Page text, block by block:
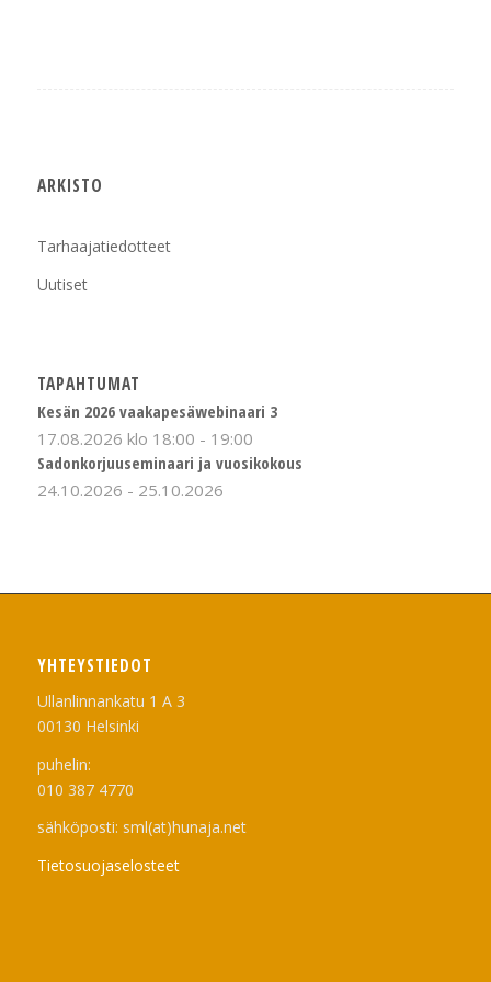
ARKISTO
Tarhaajatiedotteet
Uutiset
TAPAHTUMAT
Kesän 2026 vaakapesäwebinaari 3
17.08.2026 klo 18:00 - 19:00
Sadonkorjuuseminaari ja vuosikokous
24.10.2026 - 25.10.2026
YHTEYSTIEDOT
Ullanlinnankatu 1 A 3
00130 Helsinki
puhelin:
010 387 4770
sähköposti: sml(at)hunaja.net
Tietosuojaselosteet